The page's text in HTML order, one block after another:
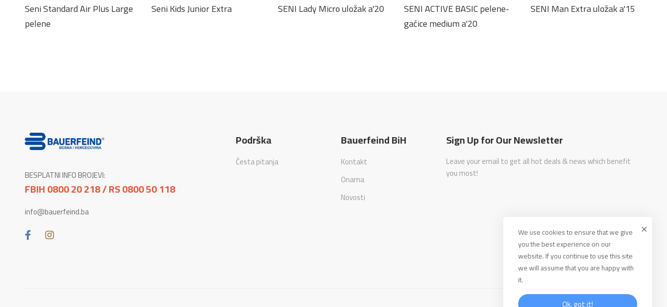
Seni Standard Air Plus Large
pelene
Seni Kids Junior Extra SENI Lady Micro uložak a'20
SENI ACTIVE BASIC pelene-
gaćice medium a'20
SENI Man Extra uložak a'15
BESPLATNI INFO BROJEVI:
FBIH 0800 20 218 / RS 0800 50 118
info@bauerfeind.ba
Podrška
Česta pitanja
Bauerfeind BiH
Kontakt
Onama
Novosti
Sign Up for Our Newsletter
Leave your email to get all hot deals & news which benefit
you most!
We use cookies to ensure that we give
you the best experience on our
website. If you continue to use this site
we will assume that you are happy with
it.
Ok, got it!